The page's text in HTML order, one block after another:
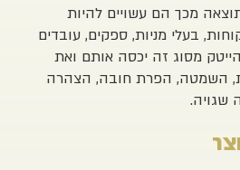
מכך הם עשויים להיות
בעלי מניות, ספקים, עובדים
מסוג זה יכסה אותם ואת
השמטה, הפרת חובה, הצהרה
שגויה.